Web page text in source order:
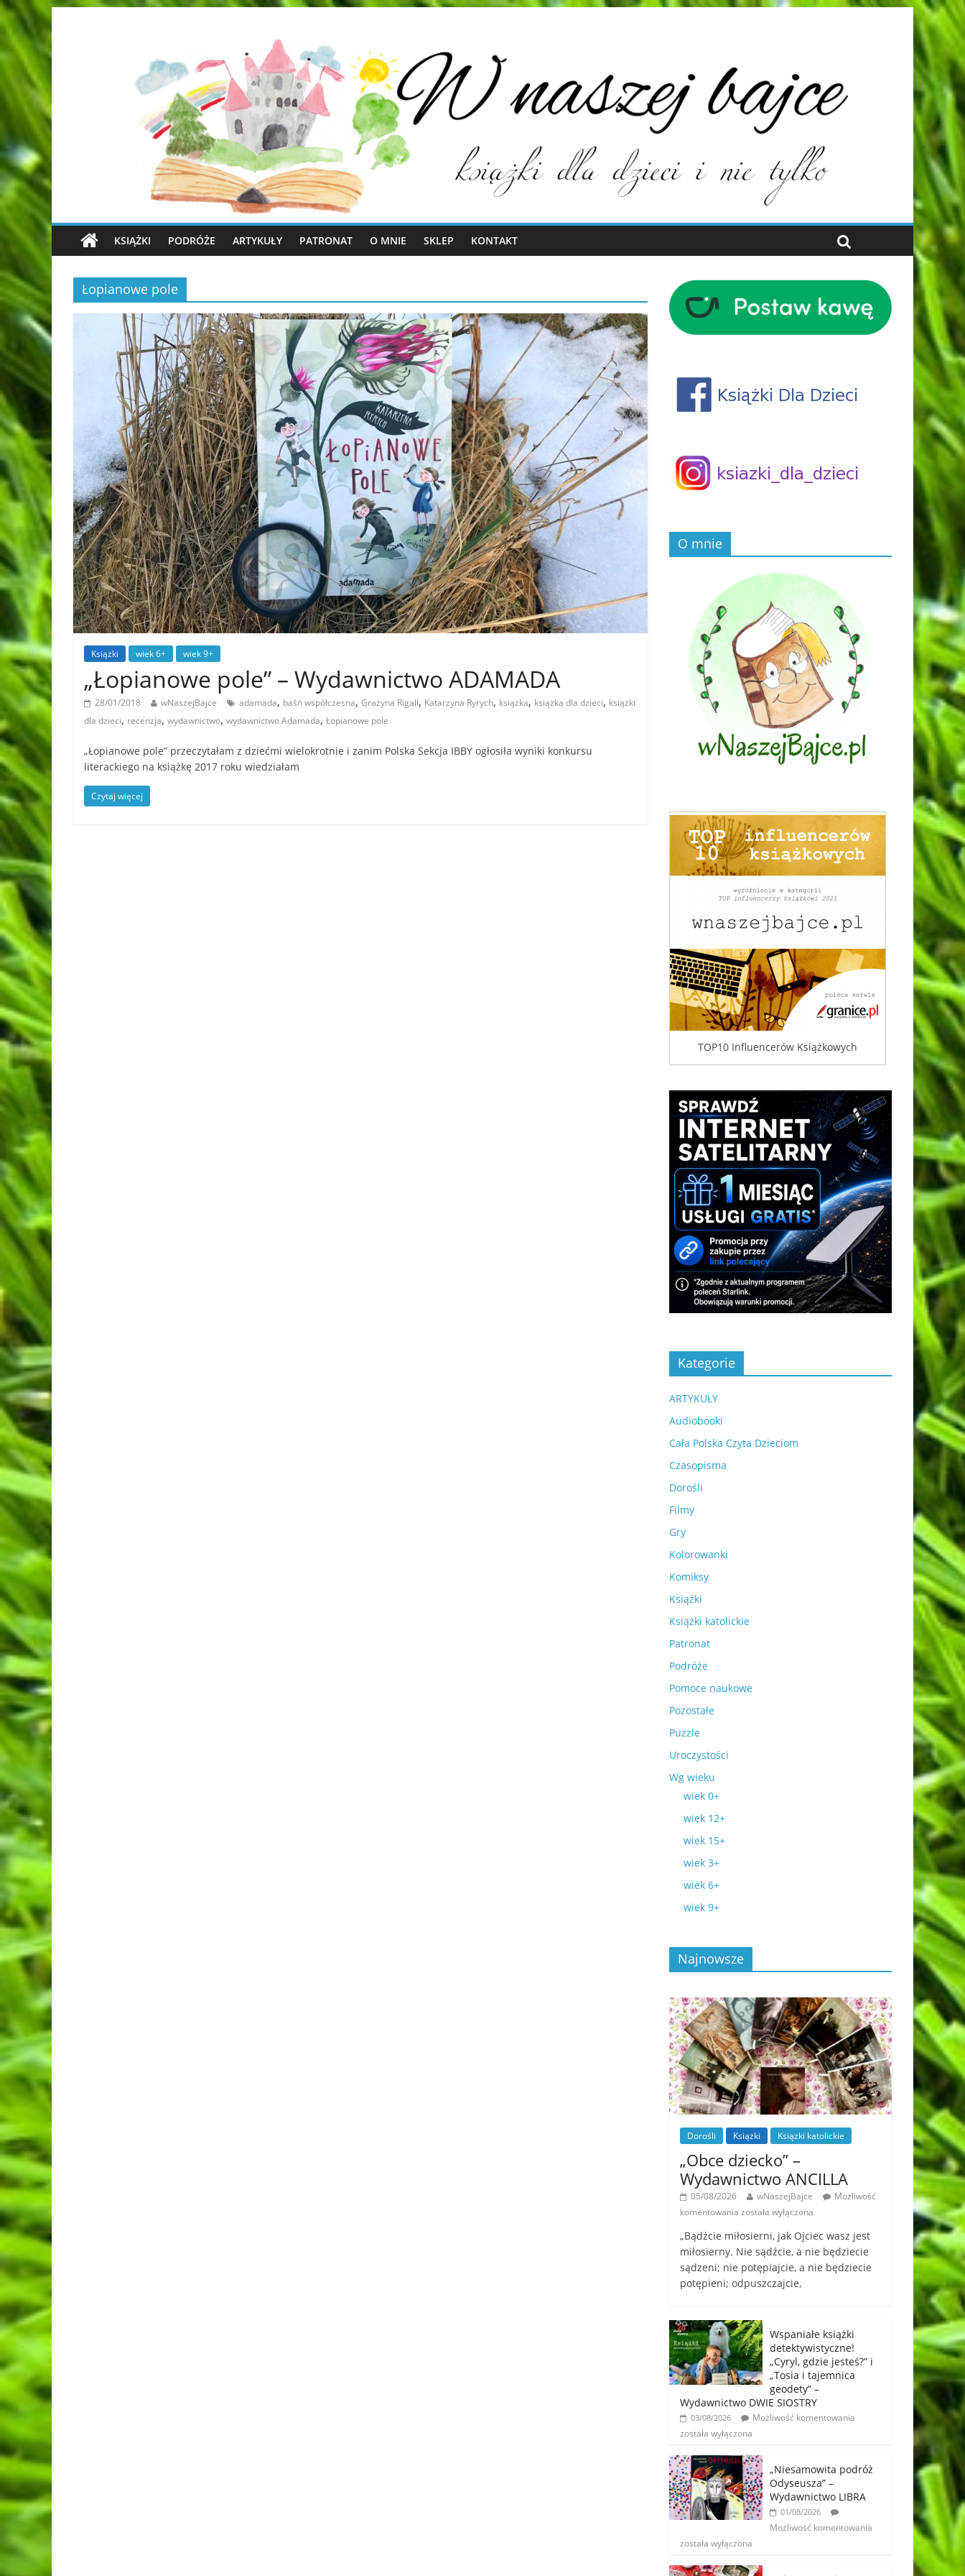
KSIĄŻKI PODRÓŻE ARTYKUŁY PATRONAT O MNIE SKLEP KONTAKT
Łopianowe pole
Książki wiek 6+ wiek 9+
„Łopianowe pole” – Wydawnictwo ADAMADA
28/01/2018 wNaszejBajce adamada, baśń współczesna, Grażyna Rigall, Katarzyna Ryrych, książka, książka dla dzieci, książki
dla dzieci, recenzja, wydawnictwo, wydawnictwo Adamada, Łopianowe pole
„Łopianowe pole” przeczytałam z dziećmi wielokrotnie i zanim Polska Sekcja IBBY ogłosiła wyniki konkursu
literackiego na książkę 2017 roku wiedziałam
Czytaj więcej
O mnie
TOP10 Influencerów Książkowych
Kategorie
ARTYKUŁY
Audiobooki
Cała Polska Czyta Dzieciom
Czasopisma
Dorośli
Filmy
Gry
Kolorowanki
Komiksy
Książki
Książki katolickie
Patronat
Podróże
Pomoce naukowe
Pozostałe
Puzzle
Uroczystości
Wg wieku
wiek 0+
wiek 12+
wiek 15+
wiek 3+
wiek 6+
wiek 9+
Najnowsze
Dorośli Książki Książki katolickie
„Obce dziecko” –
Wydawnictwo ANCILLA
05/08/2026 wNaszejBajce
Możliwość
komentowania została wyłączona
„Bądźcie miłosierni, jak Ojciec wasz jest
miłosierny. Nie sądźcie, a nie będziecie
sądzeni; nie potępiajcie, a nie będziecie
potępieni; odpuszczajcie,
Wspaniałe książki
detektywistyczne!
„Cyryl, gdzie jesteś?” i
„Tosia i tajemnica
geodety” –
Wydawnictwo DWIE SIOSTRY
03/08/2026
Możliwość komentowania
została wyłączona
„Niesamowita podróż
Odyseusza” –
Wydawnictwo LIBRA
01/08/2026
Możliwość komentowania
została wyłączona